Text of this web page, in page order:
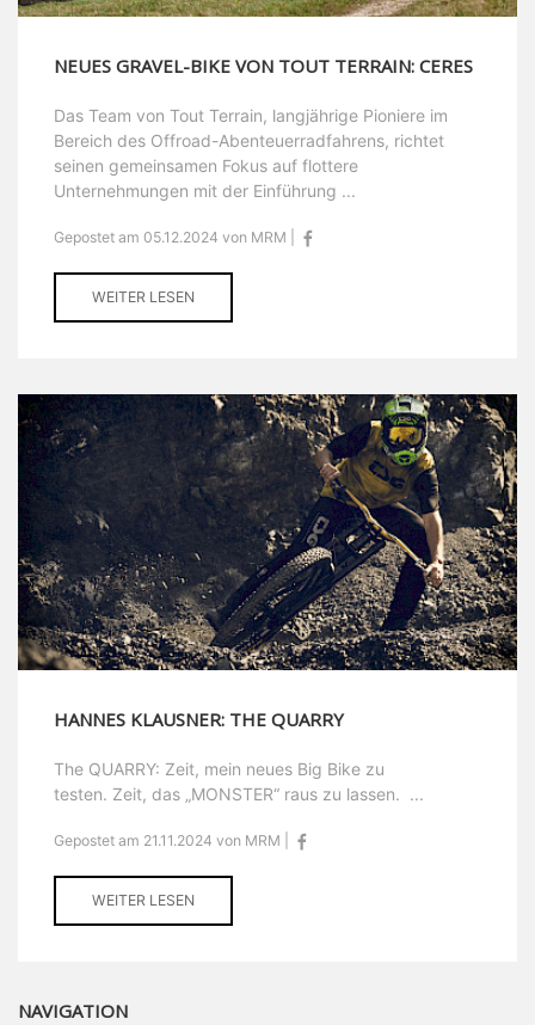
NEUES GRAVEL-BIKE VON TOUT TERRAIN: CERES
Das Team von Tout Terrain, langjährige Pioniere im
Bereich des Offroad-Abenteuerradfahrens, richtet
seinen gemeinsamen Fokus auf flottere
Unternehmungen mit der Einführung ...
Gepostet am 05.12.2024 von MRM |
WEITER LESEN
HANNES KLAUSNER: THE QUARRY
The QUARRY: Zeit, mein neues Big Bike zu
testen. Zeit, das „MONSTER“ raus zu lassen. ...
Gepostet am 21.11.2024 von MRM |
WEITER LESEN
NAVIGATION